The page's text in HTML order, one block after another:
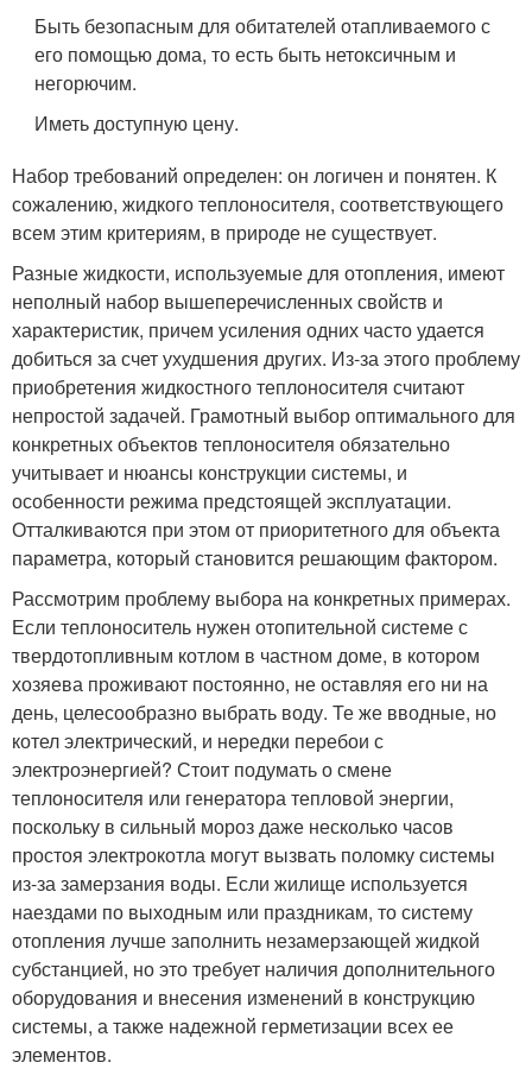
Быть безопасным для обитателей отапливаемого с
его помощью дома, то есть быть нетоксичным и
негорючим.
Иметь доступную цену.
Набор требований определен: он логичен и понятен. К
сожалению, жидкого теплоносителя, соответствующего
всем этим критериям, в природе не существует.
Разные жидкости, используемые для отопления, имеют
неполный набор вышеперечисленных свойств и
характеристик, причем усиления одних часто удается
добиться за счет ухудшения других. Из-за этого проблему
приобретения жидкостного теплоносителя считают
непростой задачей. Грамотный выбор оптимального для
конкретных объектов теплоносителя обязательно
учитывает и нюансы конструкции системы, и
особенности режима предстоящей эксплуатации.
Отталкиваются при этом от приоритетного для объекта
параметра, который становится решающим фактором.
Рассмотрим проблему выбора на конкретных примерах.
Если теплоноситель нужен отопительной системе с
твердотопливным котлом в частном доме, в котором
хозяева проживают постоянно, не оставляя его ни на
день, целесообразно выбрать воду. Те же вводные, но
котел электрический, и нередки перебои с
электроэнергией? Стоит подумать о смене
теплоносителя или генератора тепловой энергии,
поскольку в сильный мороз даже несколько часов
простоя электрокотла могут вызвать поломку системы
из-за замерзания воды. Если жилище используется
наездами по выходным или праздникам, то систему
отопления лучше заполнить незамерзающей жидкой
субстанцией, но это требует наличия дополнительного
оборудования и внесения изменений в конструкцию
системы, а также надежной герметизации всех ее
элементов.